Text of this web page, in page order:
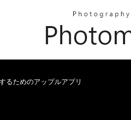
るためのアップルアプリ